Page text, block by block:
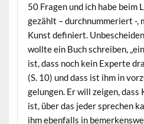
50 Fragen und ich habe beim
gezählt – durchnummeriert -,
Kunst definiert.
wollte ein Buch schreiben,
ist, dass noch kein Experte
(S. 10) und dass ist ihm in
gelungen. Er will zeigen,
ist, über das jeder sprechen
ihm ebenfalls in